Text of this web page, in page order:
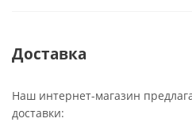
Доставка
Наш интернет-магазин
доставки: